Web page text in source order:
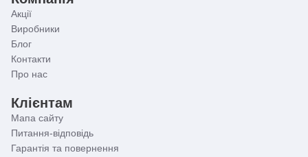
Акції
Виробники
Блог
Контакти
Про нас
Клієнтам
Мапа сайту
Питання-відповідь
Гарантія та повернення